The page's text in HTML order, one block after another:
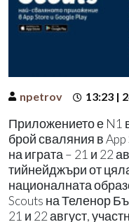
npetrov 13:23 |
Приложението е N1
брой сваляния в
на играта – 21 и 22
тийнейджъри от
националната
Scouts на Теленор
21 и 22 август,